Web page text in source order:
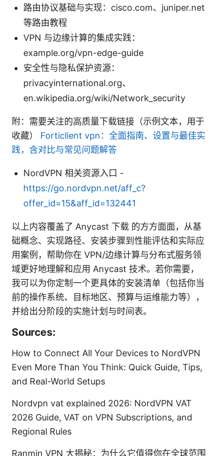
路由协议基础与实现：cisco.com、juniper.net
等路由教程
VPN 与边缘计算的集成实践：
example.org/vpn-edge-guide
安全性与隐私保护资源：
privacyinternational.org、
en.wikipedia.org/wiki/Network_security
附：需要关注的高质量下载链接（示例文本，用于
收藏） Forticlient vpn：全面指南、设置与最佳实
践，含对比与常见问题解答
NordVPN 相关资源入口 -
https://go.nordvpn.net/aff_c?
offer_id=15&aff_id=132441
以上内容覆盖了 Anycast 下载 的方方面面，从基
础概念、实现路径、安装步骤到性能评估和实际应
用案例，帮助你在 VPN/边缘计算与分布式服务领
域更好地理解和应用 Anycast 技术。若你需要，
我可以为你定制一个更具体的安装清单（包括你当
前的操作系统、目标地区、预算与运维能力等），
并给出分阶段的实施计划与时间表。
Sources:
How to Connect All Your Devices to NordVPN
Even More Than You Think: Quick Guide, Tips,
and Real-World Setups
Nordvpn vat explained 2026: NordVPN VAT
2026 Guide, VAT on VPN Subscriptions, and
Regional Rules
Ranmin VPN 大揭秘：为什么它值得你在全球范围